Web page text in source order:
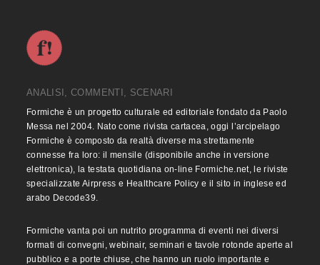
ANALISI, COMMENTI, SCENARI
Formiche è un progetto culturale ed editoriale fondato da Paolo
Messa nel 2004. Nato come rivista cartacea, oggi l’arcipelago
Formiche è composto da realtà diverse ma strettamente
connesse fra loro: il mensile (disponibile anche in versione
elettronica), la testata quotidiana on-line Formiche.net, le riviste
specializzate Airpress e Healthcare Policy e il sito in inglese ed
arabo Decode39.
Formiche vanta poi un nutrito programma di eventi nei diversi
formati di convegni, webinair, seminari e tavole rotonde aperte al
pubblico e a porte chiuse, che hanno un ruolo importante e